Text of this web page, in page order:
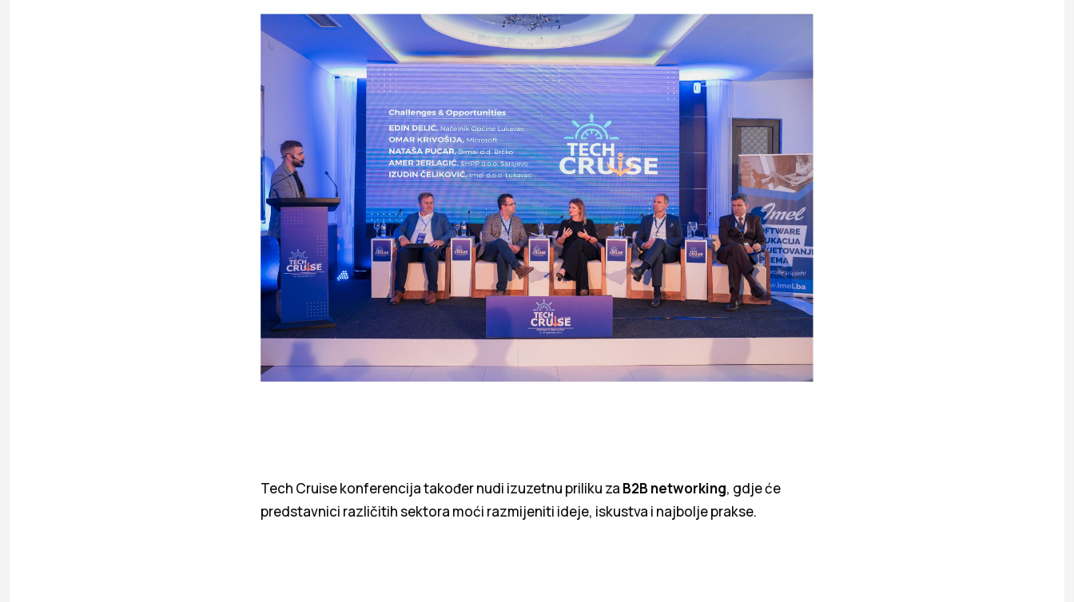
Tech Cruise konferencija također nudi izuzetnu priliku za B2B networking, gdje će
predstavnici različitih sektora moći razmijeniti ideje, iskustva i najbolje prakse.